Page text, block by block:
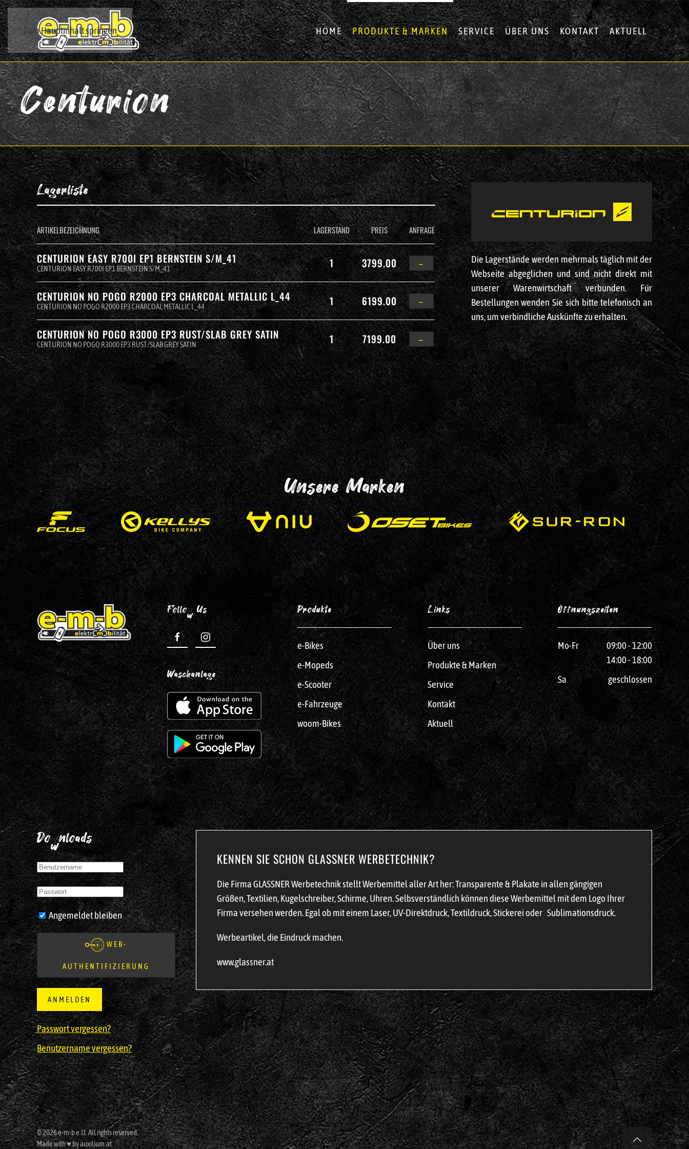
Zum Hauptinhalt springen HOME PRODUKTE & MARKEN SERVICE ÜBER UNS KONTAKT AKTUELL
Centurion
Lagerliste
ARTIKELBEZEICHNUNG LAGERSTAND PREIS ANFRAGE
CENTURION EASY R700I EP1 BERNSTEIN S/M_41
CENTURION EASY R700I EP1 BERNSTEIN S/M_41 1 3799.00 →
CENTURION NO POGO R2000 EP3 CHARCOAL METALLIC L_44
CENTURION NO POGO R2000 EP3 CHARCOAL METALLIC L_44 1 6199.00 →
CENTURION NO POGO R3000 EP3 RUST/SLAB GREY SATIN
CENTURION NO POGO R3000 EP3 RUST/SLAB GREY SATIN 1 7199.00 →
Die Lagerstände werden mehrmals täglich mit der
Webseite abgeglichen und sind nicht direkt mit
unserer Warenwirtschaft verbunden. Für
Bestellungen wenden Sie sich bitte telefonisch an
uns, um verbindliche Auskünfte zu erhalten.
Unsere Marken
Follow Us
Waschanlage
Produkte
e-Bikes
e-Mopeds
e-Scooter
e-Fahrzeuge
woom-Bikes
Links
Über uns
Produkte & Marken
Service
Kontakt
Aktuell
Öffnungszeiten
Mo-Fr
09:00 - 12:00
14:00 - 18:00
Sa
geschlossen
Downloads
Angemeldet bleiben
WEB-
AUTHENTIFIZIERUNG
ANMELDEN
Passwort vergessen?
Benutzername vergessen?
KENNEN SIE SCHON GLASSNER WERBETECHNIK?
Die Firma GLASSNER Werbetechnik stellt Werbemittel aller Art her: Transparente & Plakate in allen gängigen
Größen, Textilien, Kugelschreiber, Schirme, Uhren. Selbsverständlich können diese Werbemittel mit dem Logo Ihrer
Firma versehen werden. Egal ob mit einem Laser, UV-Direktdruck, Textildruck, Stickerei oder Sublimationsdruck.
Werbeartikel, die Eindruck machen.
www.glassner.at
© 2026 e-m-b e.U. All rights reserved.
Made with ♥ by auxilium.at.